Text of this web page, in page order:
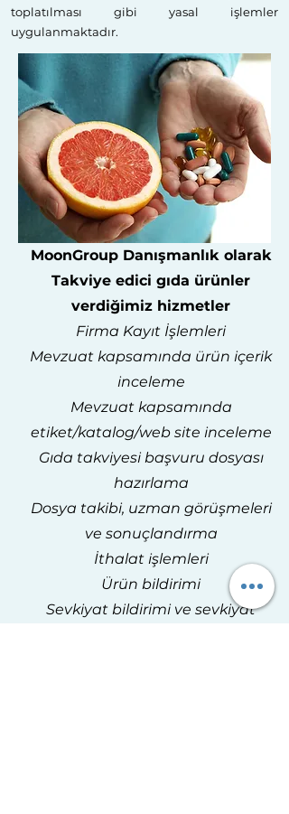
toplatılması gibi yasal işlemler
uygulanmaktadır.
MoonGroup Danışmanlık olarak
Takviye edici gıda ürünler
verdiğimiz hizmetler
Firma Kayıt İşlemleri
Mevzuat kapsamında ürün içerik
inceleme
Mevzuat kapsamında
etiket/katalog/web site inceleme
Gıda takviyesi başvuru dosyası
hazırlama
Dosya takibi, uzman görüşmeleri
ve sonuçlandırma
İthalat işlemleri
Ürün bildirimi
Sevkiyat bildirimi ve sevkiyat